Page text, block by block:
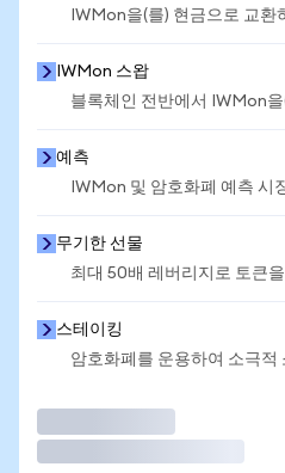
IWMon을(를) 현금으로 교환
IWMon 스왑
블록체인 전반에서 IWMon
예측
IWMon 및 암호화폐 예측 시
무기한 선물
최대 50배 레버리지로 토큰
스테이킹
암호화폐를 운용하여 소극적